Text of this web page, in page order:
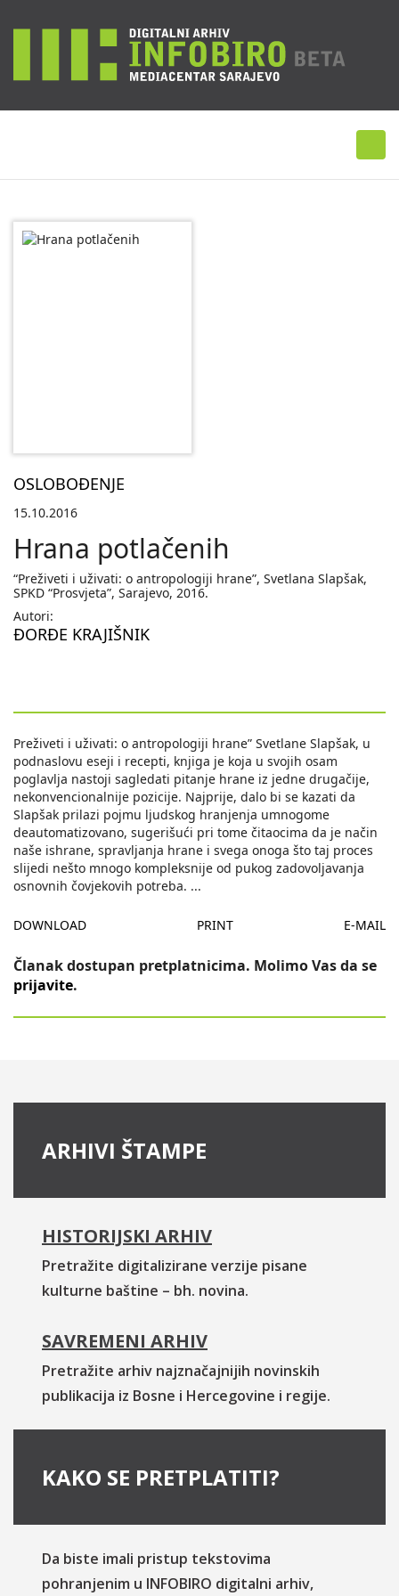
OSLOBOĐENJE
15.10.2016
Hrana potlačenih
“Preživeti i uživati: o antropologiji hrane”, Svetlana Slapšak,
SPKD “Prosvjeta”, Sarajevo, 2016.
Autori:
ĐORĐE KRAJIŠNIK
Preživeti i uživati: o antropologiji hrane” Svetlane Slapšak, u
podnaslovu eseji i recepti, knjiga je koja u svojih osam
poglavlja nastoji sagledati pitanje hrane iz jedne drugačije,
nekonvencionalnije pozicije. Najprije, dalo bi se kazati da
Slapšak prilazi pojmu ljudskog hranjenja umnogome
deautomatizovano, sugerišući pri tome čitaocima da je način
naše ishrane, spravljanja hrane i svega onoga što taj proces
slijedi nešto mnogo kompleksnije od pukog zadovoljavanja
osnovnih čovjekovih potreba. ...
DOWNLOAD PRINT E-MAIL
Članak dostupan pretplatnicima. Molimo Vas da se
prijavite.
ARHIVI ŠTAMPE
HISTORIJSKI ARHIV
Pretražite digitalizirane verzije pisane
kulturne baštine – bh. novina.
SAVREMENI ARHIV
Pretražite arhiv najznačajnijih novinskih
publikacija iz Bosne i Hercegovine i regije.
KAKO SE PRETPLATITI?
Da biste imali pristup tekstovima
pohranjenim u INFOBIRO digitalni arhiv,